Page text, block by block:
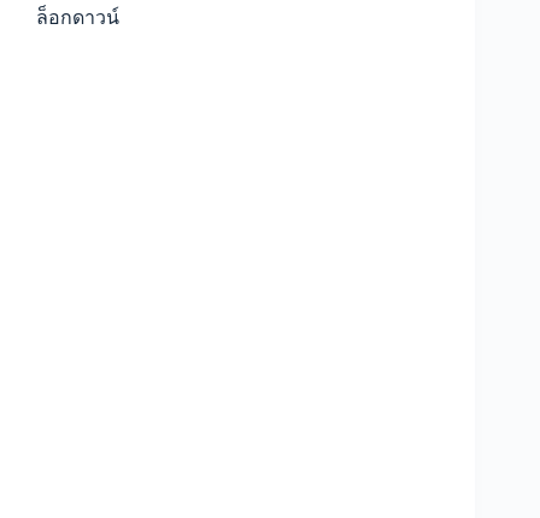
ล็อกดาวน์